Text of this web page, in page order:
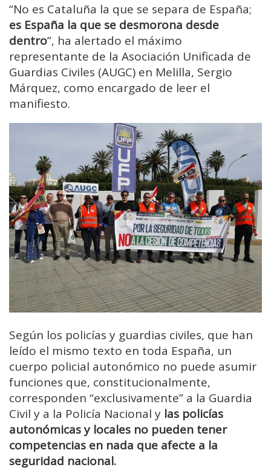
“No es Cataluña la que se separa de España;
es España la que se desmorona desde
dentro”, ha alertado el máximo
representante de la Asociación Unificada de
Guardias Civiles (AUGC) en Melilla, Sergio
Márquez, como encargado de leer el
manifiesto.
Según los policías y guardias civiles, que han
leído el mismo texto en toda España, un
cuerpo policial autonómico no puede asumir
funciones que, constitucionalmente,
corresponden “exclusivamente” a la Guardia
Civil y a la Policía Nacional y las policías
autonómicas y locales no pueden tener
competencias en nada que afecte a la
seguridad nacional.